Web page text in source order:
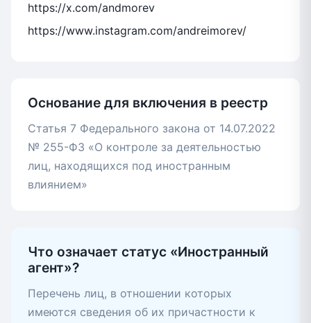
https://x.com/andmorev
https://www.instagram.com/andreimorev/
Основание для включения в реестр
Статья 7 Федерального закона от 14.07.2022
№ 255-ФЗ «О контроле за деятельностью
лиц, находящихся под иностранным
влиянием»
Что означает статус «Иностранный
агент»?
Перечень лиц, в отношении которых
имеются сведения об их причастности к